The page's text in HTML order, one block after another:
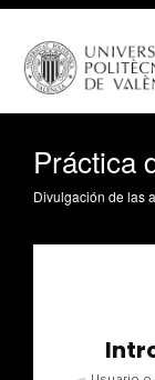
Práctica